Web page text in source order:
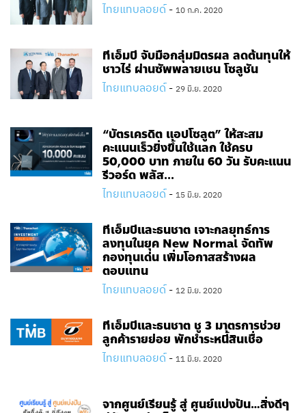
ไทยแทบลอยด์ - 10 ก.ค. 2020
ทีเอ็มบี จับมือกลุ่มมิตรผล ลดต้นทุนให้
ชาวไร่ ผ่านซัพพลายเชน โซลูชัน
ไทยแทบลอยด์ - 29 มิ.ย. 2020
“บัตรเครดิต แอปโซลูต” ให้สะสม
คะแนนเร็วยิ่งขึ้นใช้แลก ใช้ครบ
50,000 บาท ภายใน 60 วัน รับคะแนน
รีวอร์ด พลัส...
ไทยแทบลอยด์ - 15 มิ.ย. 2020
ทีเอ็มบีและธนชาต เจาะกลยุทธ์การ
ลงทุนในยุค New Normal จัดทัพ
กองทุนเด่น เพิ่มโอกาสสร้างผล
ตอบแทน
ไทยแทบลอยด์ - 12 มิ.ย. 2020
ทีเอ็มบีและธนชาต ชู 3 มาตรการช่วย
ลูกค้ารายย่อย พักชำระหนี้สินเชื่อ
ไทยแทบลอยด์ - 11 มิ.ย. 2020
จากศูนย์เรียนรู้ สู่ ศูนย์แบ่งปัน…สิ่งดีๆ